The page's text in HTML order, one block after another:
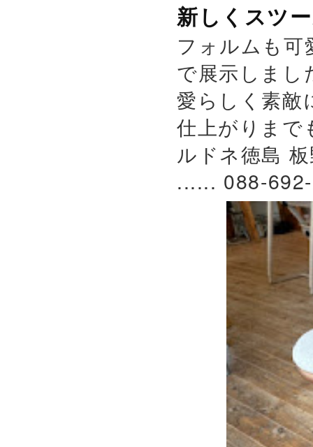
新しくスツ
フォルムも
で展示しまし
愛らしく素敵
仕上がりま
ルドネ徳島
...... 088-